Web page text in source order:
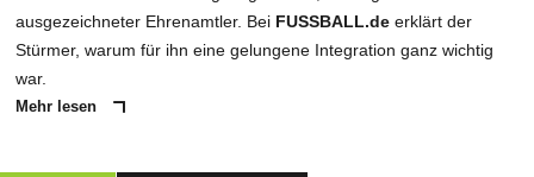
ausgezeichneter Ehrenamtler. Bei FUSSBALL.de erklärt der
Stürmer, warum für ihn eine gelungene Integration ganz wichtig
war.
Mehr lesen